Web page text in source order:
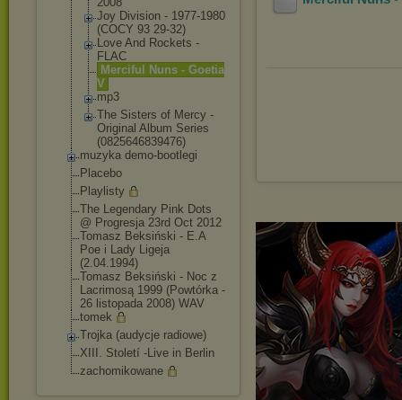
Joy Division - 1977-1980
(COCY 93 29-32)
Love And Rockets -
FLAC
Merciful Nuns - Goetia
V
mp3
The Sisters of Mercy -
Original Album Series
(0825646839476)
muzyka demo-bootlegi
Placebo
Playlisty
The Legendary Pink Dots
@ Progresja 23rd Oct 2012
Tomasz Beksiński - E.A
Poe i Lady Ligeja
(2.04.1994)
Tomasz Beksiński - Noc z
Lacrimosą 1999 (Powtórka -
26 listopada 2008) WAV
tomek
Trojka (audycje radiowe)
XIII. Století -Live in Berlin
zachomikowane